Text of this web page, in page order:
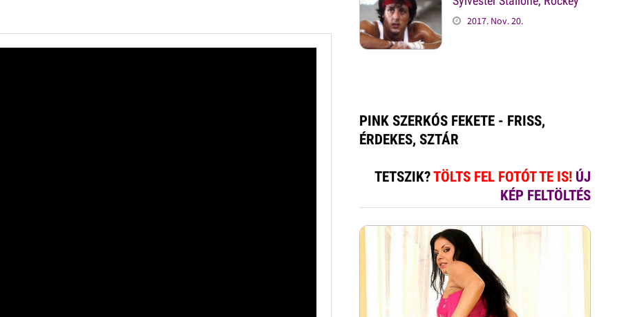
2017. Nov. 20.
PINK SZERKÓS FEKETE - FRISS,
ÉRDEKES, SZTÁR
TETSZIK?TÖLTS FEL FOTÓT TE IS! ÚJ
KÉP FELTÖLTÉS